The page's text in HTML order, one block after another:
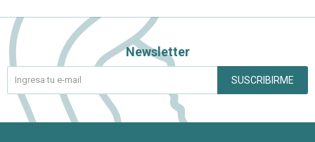
Newsletter
SUSCRIBIRME